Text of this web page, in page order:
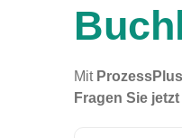
Mit ProzessPlus
Fragen Sie